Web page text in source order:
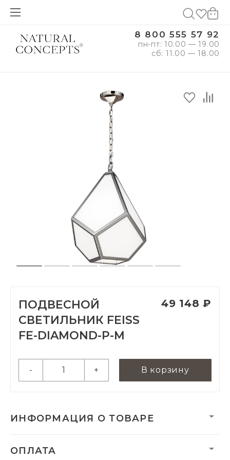
8 800 555 57 92
пн-пт: 10.00 — 19.00
сб: 11.00 — 18.00
ПОДВЕСНОЙ
СВЕТИЛЬНИК FEISS
FE-DIAMOND-P-M
49 148 ₽
- + В корзину
ИНФОРМАЦИЯ О ТОВАРЕ
Вес нетто, кг:
ОПЛАТА